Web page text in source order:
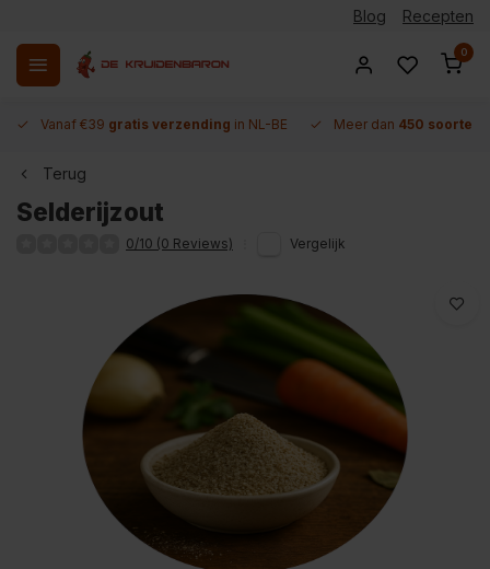
Blog Recepten
0
Vanaf €39 gratis verzending in NL-BE Meer dan 450 soorten
Terug
Selderijzout
0/10 (0 Reviews) Vergelijk